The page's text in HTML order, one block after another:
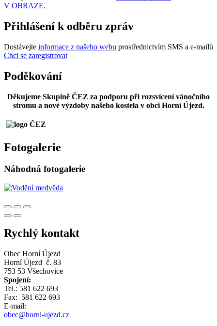
V OBRAZE.
Přihlášení k odběru zpráv
Dostávejte informace z našeho webu prostřednictvím SMS a e-mailů
Chci se zaregistrovat
Poděkování
Děkujeme Skupině ČEZ za podporu při rozsvícení vánočního
stromu a nové výzdoby našeho kostela v obci Horní Újezd.
Fotogalerie
Náhodná fotogalerie
Rychlý kontakt
Obec Horní Újezd
Horní Újezd č. 83
753 53 Všechovice
Spojení:
Tel.: 581 622 693
Fax: 581 622 693
E-mail:
obec@horni-ujezd.cz